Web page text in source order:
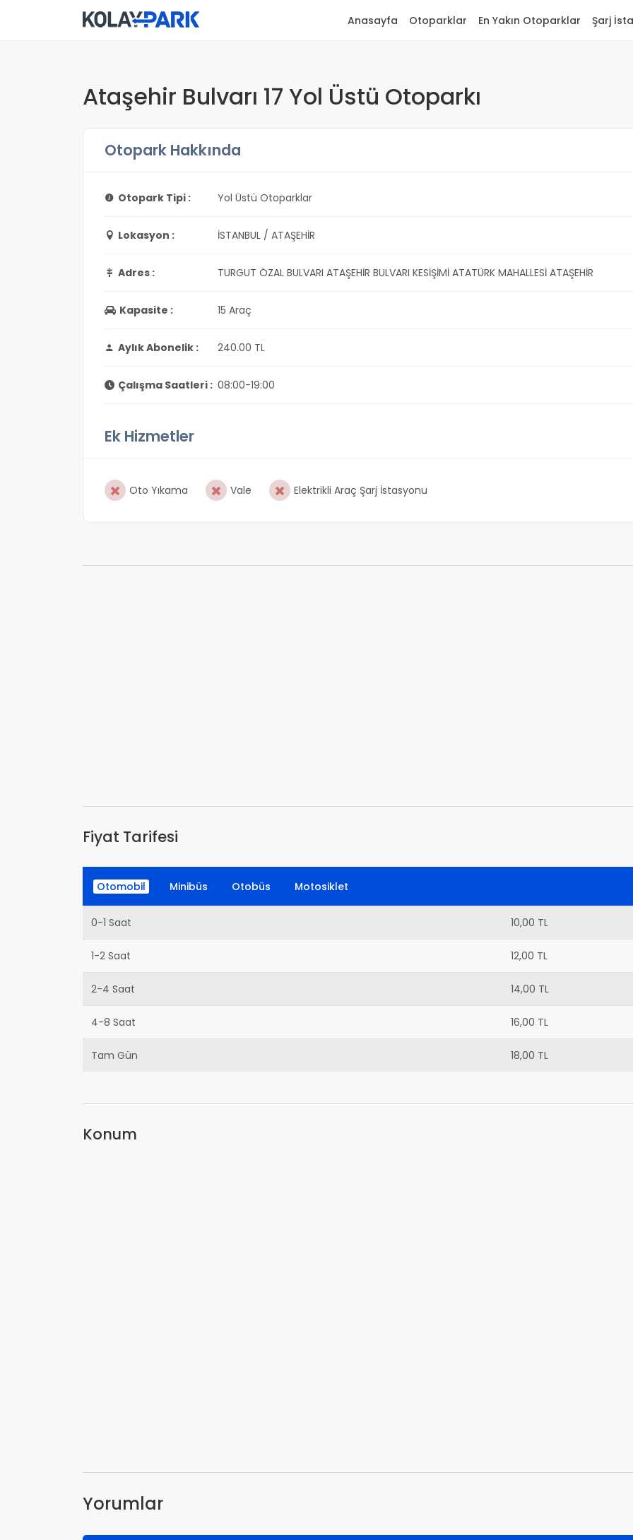
Anasayfa Otoparklar En Yakın Otoparklar Şarj
Ataşehir Bulvarı 17 Yol Üstü Otoparkı
Otopark Hakkında
Otopark Tipi : Yol Üstü Otoparklar
Lokasyon : İSTANBUL / ATAŞEHİR
Adres : TURGUT ÖZAL BULVARI ATAŞEHİR BULVARI KESİŞİMİ ATATÜRK MAHALLESİ ATAŞEHİR
Kapasite : 15 Araç
Aylık Abonelik : 240.00 TL
Çalışma Saatleri : 08:00-19:00
Ek Hizmetler
Oto Yıkama Vale Elektrikli Araç Şarj İstasyonu
Fiyat Tarifesi
Otomobil Minibüs Otobüs Motosiklet
0-1 Saat 10,00 TL
1-2 Saat 12,00 TL
2-4 Saat 14,00 TL
4-8 Saat 16,00 TL
Tam Gün 18,00 TL
Konum
Yorumlar